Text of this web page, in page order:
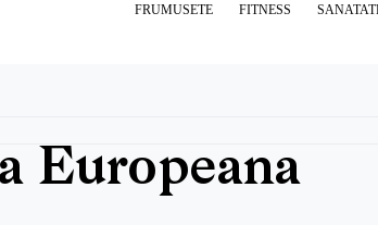
FRUMUSETE FITNESS
Europeana